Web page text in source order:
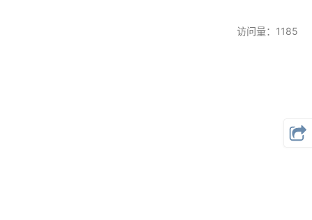
访问量：1185